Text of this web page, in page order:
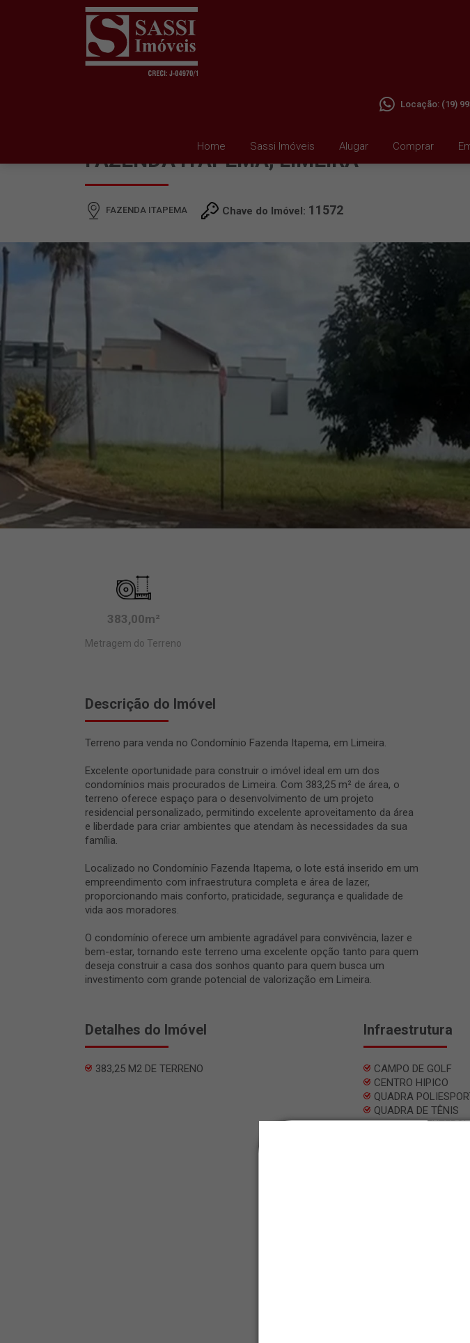
Home Sassi Imóveis Alugar Comprar
Locação: (19)
FAZENDA ITAPEMA, LIMEIRA
FAZENDA ITAPEMA Chave do Imóvel: 11572
383,00m²
Metragem do Terreno
Descrição do Imóvel
Terreno para venda no Condomínio Fazenda Itapema, em Limeira.
Excelente oportunidade para construir o imóvel ideal em um dos
condomínios mais procurados de Limeira. Com 383,25 m² de área, o
terreno oferece espaço para o desenvolvimento de um projeto
residencial personalizado, permitindo excelente aproveitamento da área
e liberdade para criar ambientes que atendam às necessidades da sua
família.
Localizado no Condomínio Fazenda Itapema, o lote está inserido em um
empreendimento com infraestrutura completa e área de lazer,
proporcionando mais conforto, praticidade, segurança e qualidade de
vida aos moradores.
O condomínio oferece um ambiente agradável para convivência, lazer e
bem-estar, tornando este terreno uma excelente opção tanto para quem
deseja construir a casa dos sonhos quanto para quem busca um
investimento com grande potencial de valorização em Limeira.
Detalhes do Imóvel
383,25 M2 DE TERRENO
Infraestrutura
CAMPO DE GOLF
CENTRO HIPICO
QUADRA
QUADRA DE TÊNIS
CAMPO DE FUTEBOL